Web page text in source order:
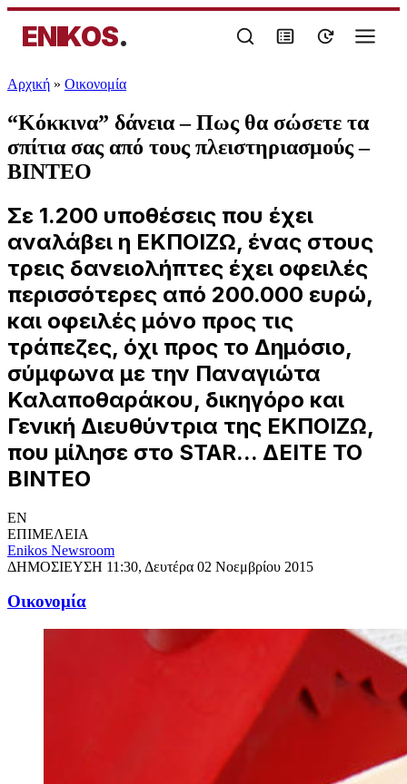
ENIKOS.
Αρχική » Oικονομία
“Κόκκινα” δάνεια – Πως θα σώσετε τα
σπίτια σας από τους πλειστηριασμούς –
ΒΙΝΤΕΟ
Σε 1.200 υποθέσεις που έχει
αναλάβει η ΕΚΠΟΙΖΩ, ένας στους
τρεις δανειολήπτες έχει οφειλές
περισσότερες από 200.000 ευρώ,
και οφειλές μόνο προς τις
τράπεζες, όχι προς το Δημόσιο,
σύμφωνα με την Παναγιώτα
Καλαποθαράκου, δικηγόρο και
Γενική Διευθύντρια της ΕΚΠΟΙΖΩ,
που μίλησε στο STAR... ΔΕΙΤΕ ΤΟ
ΒΙΝΤΕΟ
EN
ΕΠΙΜΕΛΕΙΑ
Enikos Newsroom
ΔΗΜΟΣΙΕΥΣΗ 11:30, Δευτέρα 02 Νοεμβρίου 2015
Oικονομία